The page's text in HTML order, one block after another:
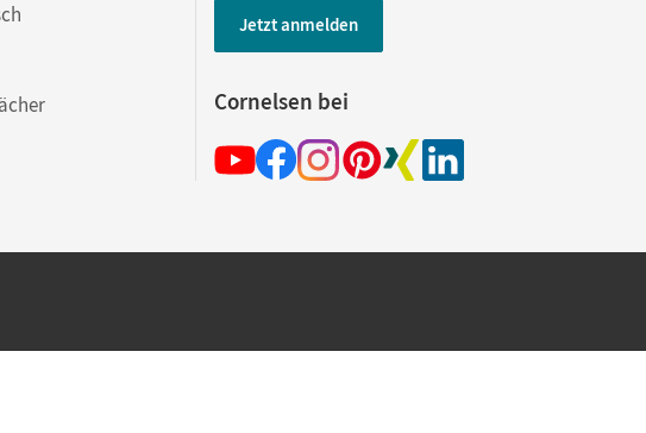
Jetzt anmelden
Cornelsen bei
wir versandkostenfrei innerhalb Deutschlands